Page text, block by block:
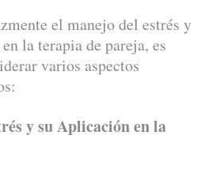
el manejo del estrés y
la terapia de pareja, es
varios aspectos
y su Aplicación en la